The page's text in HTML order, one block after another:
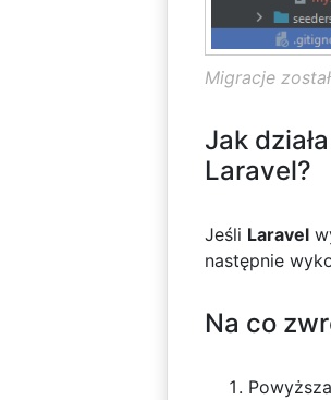
Migracje
Jak
Laravel?
Jeśli Laravel
następnie
Na co